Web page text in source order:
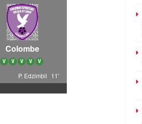
Colombe
V V V V V
P. Edzimbii 11'